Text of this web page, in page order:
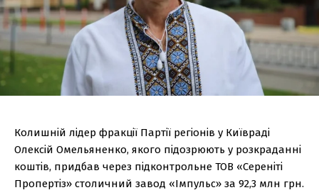
Колишній лідер фракції Партії регіонів у Київраді
Олексій Омельяненко, якого підозрюють у розкраданні
коштів, придбав через підконтрольне ТОВ «Сереніті
Пропертіз» столичний завод «Імпульс» за 92,3 млн грн.